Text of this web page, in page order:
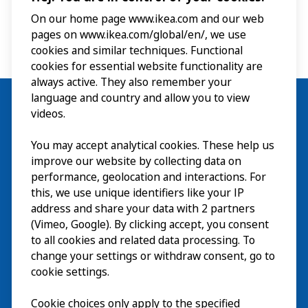
portefeuilles ont disparu. Ingvar Kamprad se concentrait
désormais sur l’ameublement et avait supprimé les autres
produits.
Visite
Explorer
Au programmeEN
À proposEN
On our home page www.ikea.com and our web
pages on www.ikea.com/global/en/, we use
cookies and similar techniques. Functional
cookies for essential website functionality are
always active. They also remember your
language and country and allow you to view
videos.
You may accept analytical cookies. These help us
improve our website by collecting data on
performance, geolocation and interactions. For
this, we use unique identifiers like your IP
address and share your data with 2 partners
(Vimeo, Google). By clicking accept, you consent
to all cookies and related data processing. To
change your settings or withdraw consent, go to
cookie settings.
Cookie choices only apply to the specified